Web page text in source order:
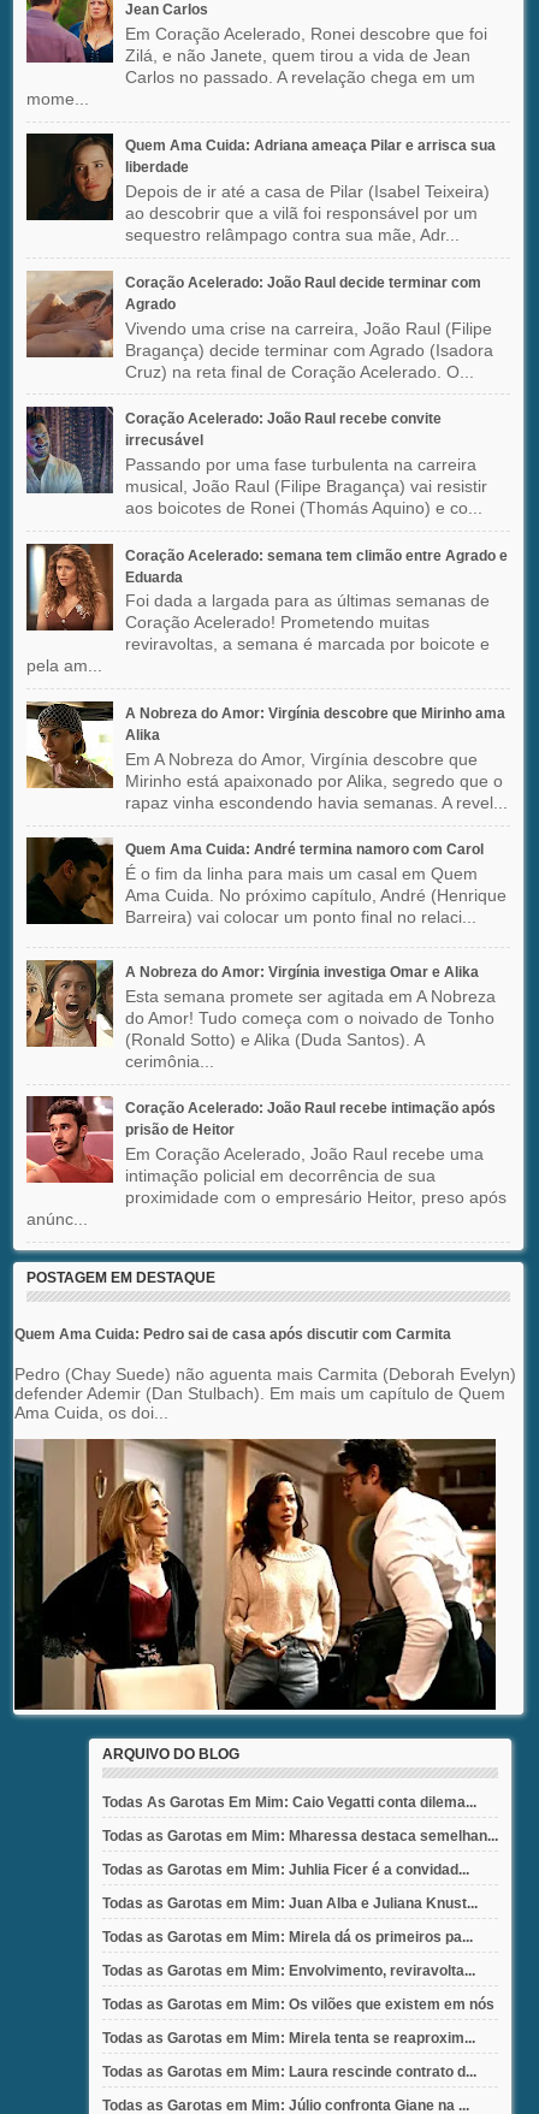
Jean Carlos
Em Coração Acelerado, Ronei descobre que foi
Zilá, e não Janete, quem tirou a vida de Jean
Carlos no passado. A revelação chega em um
mome...
Quem Ama Cuida: Adriana ameaça Pilar e arrisca sua
liberdade
Depois de ir até a casa de Pilar (Isabel Teixeira)
ao descobrir que a vilã foi responsável por um
sequestro relâmpago contra sua mãe, Adr...
Coração Acelerado: João Raul decide terminar com
Agrado
Vivendo uma crise na carreira, João Raul (Filipe
Bragança) decide terminar com Agrado (Isadora
Cruz) na reta final de Coração Acelerado. O...
Coração Acelerado: João Raul recebe convite
irrecusável
Passando por uma fase turbulenta na carreira
musical, João Raul (Filipe Bragança) vai resistir
aos boicotes de Ronei (Thomás Aquino) e co...
Coração Acelerado: semana tem climão entre Agrado e
Eduarda
Foi dada a largada para as últimas semanas de
Coração Acelerado! Prometendo muitas
reviravoltas, a semana é marcada por boicote e
pela am...
A Nobreza do Amor: Virgínia descobre que Mirinho ama
Alika
Em A Nobreza do Amor, Virgínia descobre que
Mirinho está apaixonado por Alika, segredo que o
rapaz vinha escondendo havia semanas. A revel...
Quem Ama Cuida: André termina namoro com Carol
É o fim da linha para mais um casal em Quem
Ama Cuida. No próximo capítulo, André (Henrique
Barreira) vai colocar um ponto final no relaci...
A Nobreza do Amor: Virgínia investiga Omar e Alika
Esta semana promete ser agitada em A Nobreza
do Amor! Tudo começa com o noivado de Tonho
(Ronald Sotto) e Alika (Duda Santos). A
cerimônia...
Coração Acelerado: João Raul recebe intimação após
prisão de Heitor
Em Coração Acelerado, João Raul recebe uma
intimação policial em decorrência de sua
proximidade com o empresário Heitor, preso após
anúnc...
POSTAGEM EM DESTAQUE
Quem Ama Cuida: Pedro sai de casa após discutir com Carmita
Pedro (Chay Suede) não aguenta mais Carmita (Deborah Evelyn)
defender Ademir (Dan Stulbach). Em mais um capítulo de Quem
Ama Cuida, os doi...
ARQUIVO DO BLOG
Todas As Garotas Em Mim: Caio Vegatti conta dilema...
Todas as Garotas em Mim: Mharessa destaca semelhan...
Todas as Garotas em Mim: Juhlia Ficer é a convidad...
Todas as Garotas em Mim: Juan Alba e Juliana Knust...
Todas as Garotas em Mim: Mirela dá os primeiros pa...
Todas as Garotas em Mim: Envolvimento, reviravolta...
Todas as Garotas em Mim: Os vilões que existem em nós
Todas as Garotas em Mim: Mirela tenta se reaproxim...
Todas as Garotas em Mim: Laura rescinde contrato d...
Todas as Garotas em Mim: Júlio confronta Giane na ...